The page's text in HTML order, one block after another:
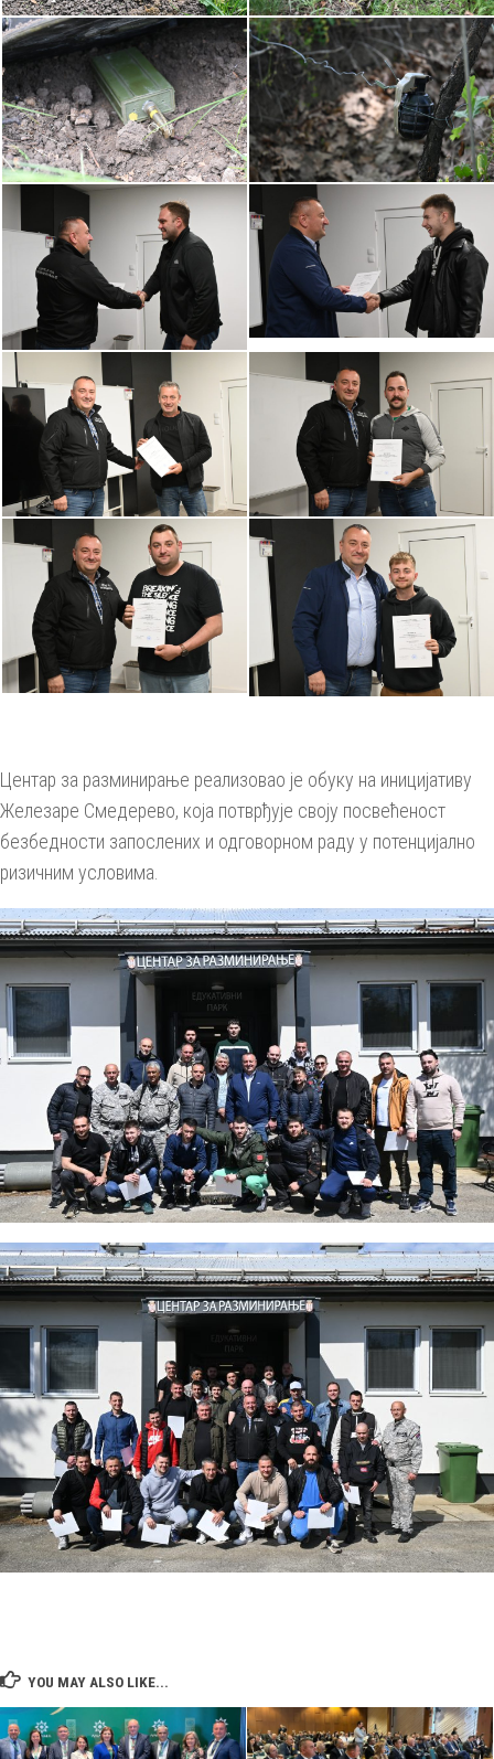
Центар за разминирање реализовао је обуку на иницијативу
Железаре Смедерево, која потврђује своју посвећеност
безбедности запослених и одговорном раду у потенцијално
ризичним условима.
YOU MAY ALSO LIKE...